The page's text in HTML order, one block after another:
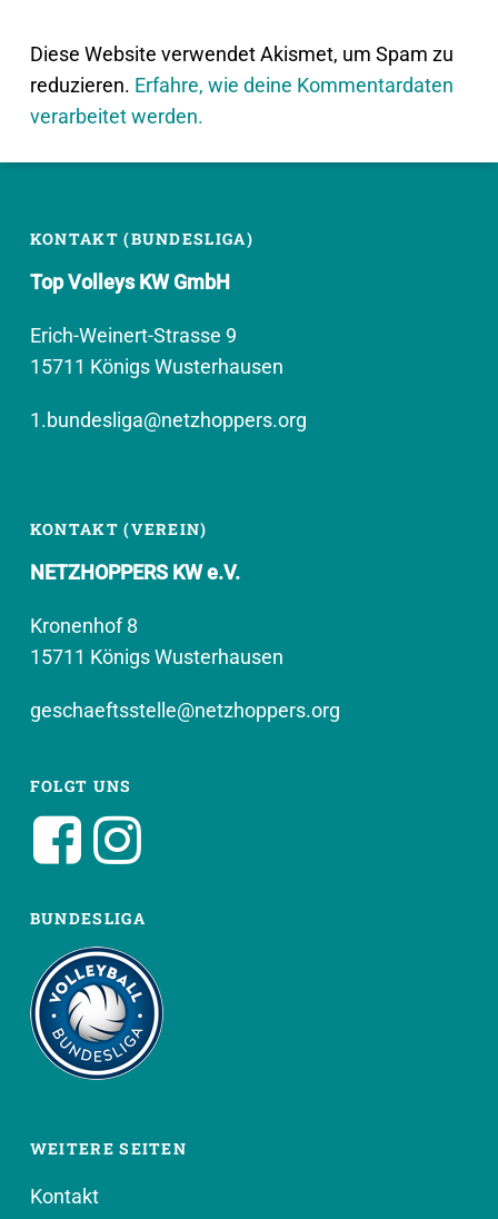
Diese Website verwendet Akismet, um Spam zu
reduzieren. Erfahre, wie deine Kommentardaten
verarbeitet werden.
KONTAKT (BUNDESLIGA)
Top Volleys KW GmbH
Erich-Weinert-Strasse 9
15711 Königs Wusterhausen
1.bundesliga@netzhoppers.org
KONTAKT (VEREIN)
NETZHOPPERS KW e.V.
Kronenhof 8
15711 Königs Wusterhausen
geschaeftsstelle@netzhoppers.org
FOLGT UNS
BUNDESLIGA
WEITERE SEITEN
Kontakt